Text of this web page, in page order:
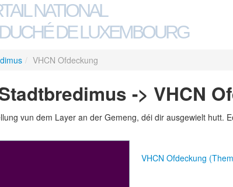
NATIONAL
DE LUXEMBOURG
/ VHCN Ofdeckung
-> VHCN
vun dem Layer an der Gemeng, déi dir ausgewielt hutt.
VHCN Ofdeckung